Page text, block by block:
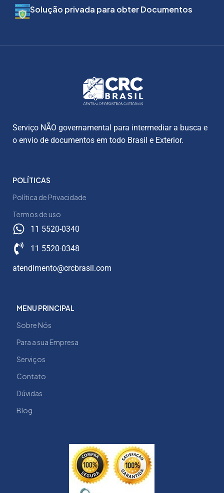
Solução privada para obter Documentos
Serviço NÃO governamental para intermediar a busca e
o envio de documentos em todo Brasil e Exterior.
POLÍTICAS
Política de Privacidade
Termos de uso
11 5520-0340
11 5520-0348
atendimento@crcbrasil.com
MENU PRINCIPAL
Sobre Nós
Para a sua Empresa
Serviços
Contato
Dúvidas
Blog